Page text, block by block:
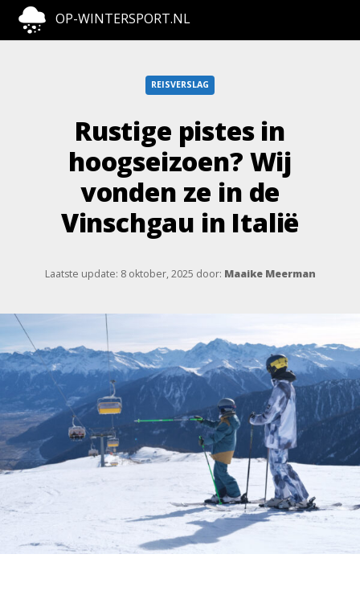
OP-WINTERSPORT.NL
REISVERSLAG
Rustige pistes in
hoogseizoen? Wij
vonden ze in de
Vinschgau in Italië
Laatste update: 8 oktober, 2025 door: Maaike Meerman